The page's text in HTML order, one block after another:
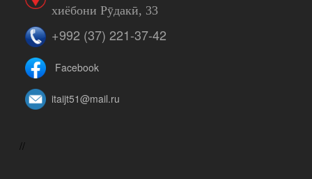
хиёбони Рӯдакӣ, 33
+992 (37) 221-37-42
Facebook
itaijt51@mail.ru
//